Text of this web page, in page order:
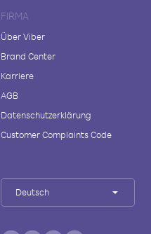
FIRMA
Über Viber
Brand Center
Karriere
AGB
Datenschutzerklärung
Customer Complaints Code
Deutsch